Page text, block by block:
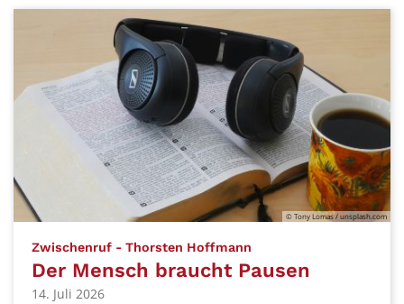
© Tony Lomas / unsplash.com
Zwischenruf - Thorsten Hoffmann
Der Mensch braucht Pausen
14. Juli 2026